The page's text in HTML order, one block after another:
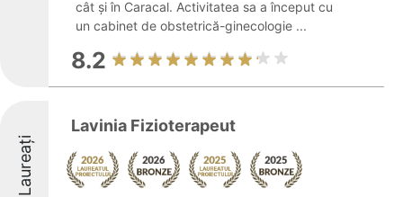
cât și în Caracal. Activitatea sa a început cu
un cabinet de obstetrică-ginecologie ...
8.2
Laureați
Lavinia Fizioterapeut